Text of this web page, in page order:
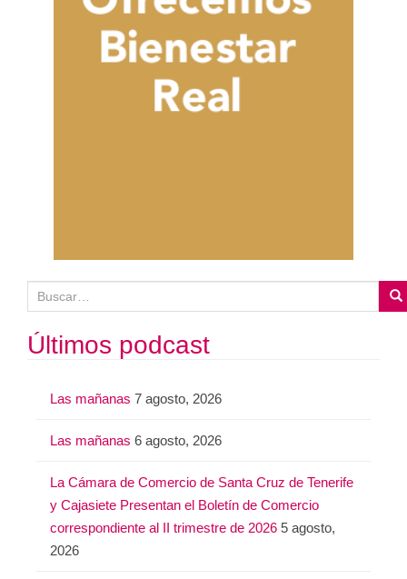
u
sÚltimos podcast
Las mañanas 7 agosto, 2026
Las mañanas 6 agosto, 2026
La Cámara de Comercio de Santa Cruz de Tenerife
y Cajasiete Presentan el Boletín de Comercio
correspondiente al II trimestre de 2026 5 agosto,
2026